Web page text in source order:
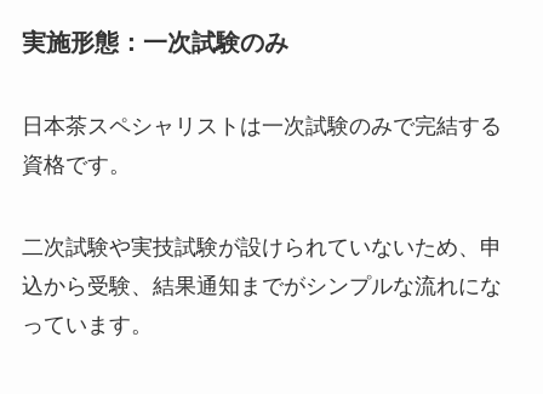
実施形態：一次試験のみ
日本茶スペシャリストは一次試験のみで完結する
資格です。
二次試験や実技試験が設けられていないため、申
込から受験、結果通知までがシンプルな流れにな
っています。